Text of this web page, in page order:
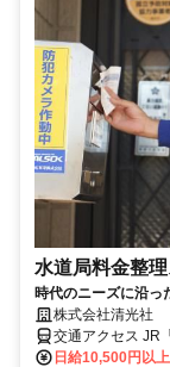
水道局料金整
時代のニーズに沿っ
株式会社清光社
交通アクセス JR
（旧仲木戸駅）
日給10,500円以上